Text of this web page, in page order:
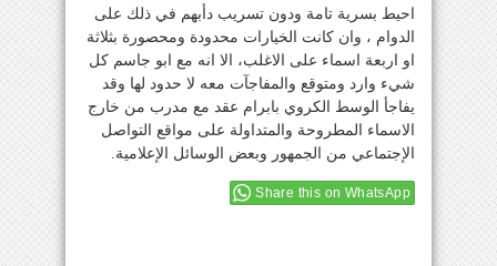
احيط بسرية تامة ودون تسريب دأبهم في ذلك على
الدوام ، وان كانت الخيارات محدودة ومحصورة بثلاثة
او اربعة اسماء على الاغلب، الا انه مع ابو جاسم كل
شيء وارد ومتوقع والمفاجآت معه لا حدود لها وقد
يفاجأ الوسط الكروي بابرام عقد مع مدرب من خارج
الاسماء المطروحة والمتداولة على مواقع التواصل
الإجتماعي من الجمهور وبعض الوسائل الإعلامية.
Share this on WhatsApp